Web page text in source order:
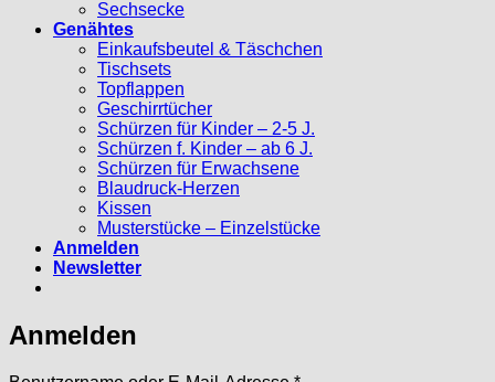
Sechsecke
Genähtes
Einkaufsbeutel & Täschchen
Tischsets
Topflappen
Geschirrtücher
Schürzen für Kinder – 2-5 J.
Schürzen f. Kinder – ab 6 J.
Schürzen für Erwachsene
Blaudruck-Herzen
Kissen
Musterstücke – Einzelstücke
Anmelden
Newsletter
Anmelden